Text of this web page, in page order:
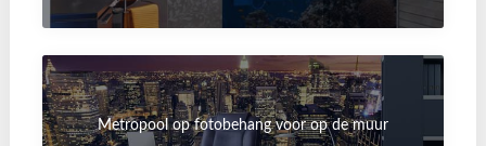
Metropool op fotobehang voor op de muur